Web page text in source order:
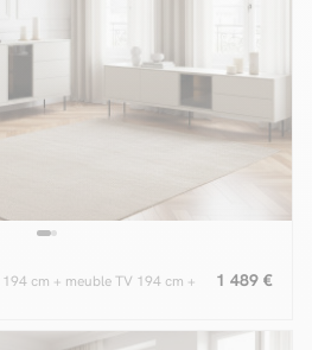
cm + meuble TV 194 cm +
1 489 €